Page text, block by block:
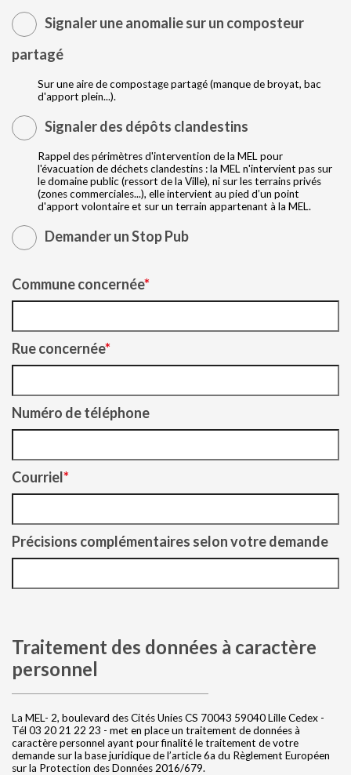
Signaler une anomalie sur un composteur
partagé
Sur une aire de compostage partagé (manque de broyat, bac
d'apport plein...).
Signaler des dépôts clandestins
Rappel des périmètres d'intervention de la MEL pour
l'évacuation de déchets clandestins : la MEL n'intervient pas sur
le domaine public (ressort de la Ville), ni sur les terrains privés
(zones commerciales...), elle intervient au pied d’un point
d'apport volontaire et sur un terrain appartenant à la MEL.
Demander un Stop Pub
Commune concernée
Rue concernée
Numéro de téléphone
Courriel
Précisions complémentaires selon votre demande
Traitement des données à caractère
personnel
La MEL- 2, boulevard des Cités Unies CS 70043 59040 Lille Cedex -
Tél 03 20 21 22 23 - met en place un traitement de données à
caractère personnel ayant pour finalité le traitement de votre
demande sur la base juridique de l’article 6a du Règlement Européen
sur la Protection des Données 2016/679.